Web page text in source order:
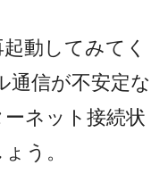
動してみてく
通信が不安定な
ネット接続状
う。